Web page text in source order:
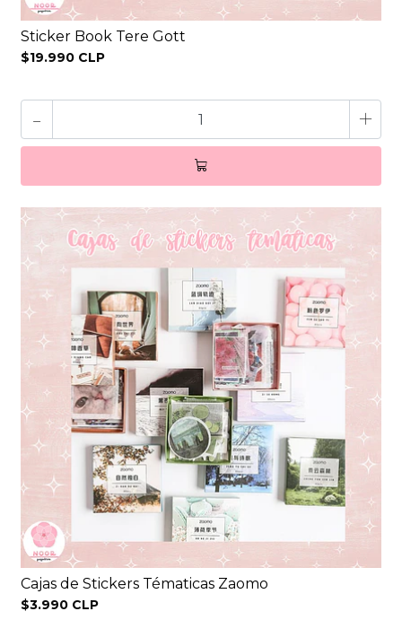
Sticker Book Tere Gott
$19.990 CLP
- +
Cajas de Stickers Tématicas Zaomo
$3.990 CLP